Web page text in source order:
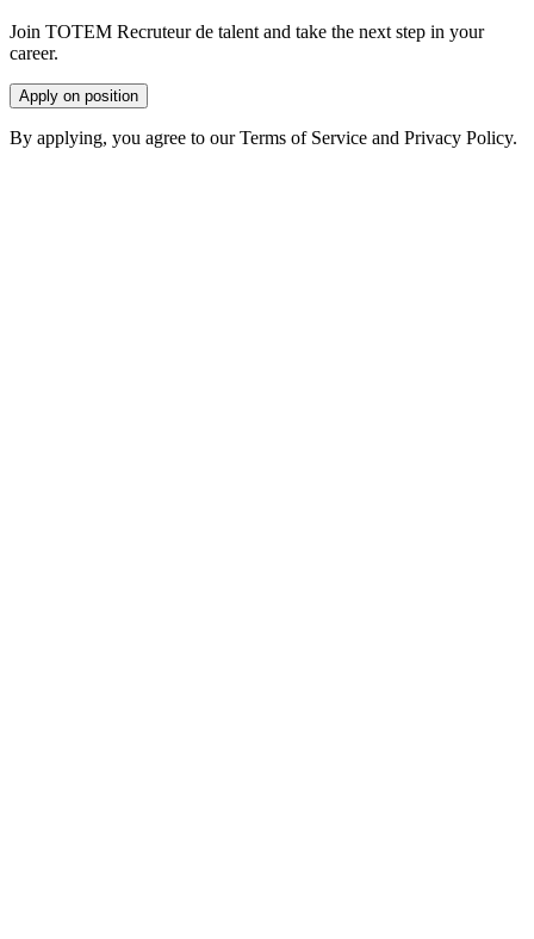
Join TOTEM Recruteur de talent and take the next step in your
career.
Apply on position
By applying, you agree to our Terms of Service and Privacy Policy.